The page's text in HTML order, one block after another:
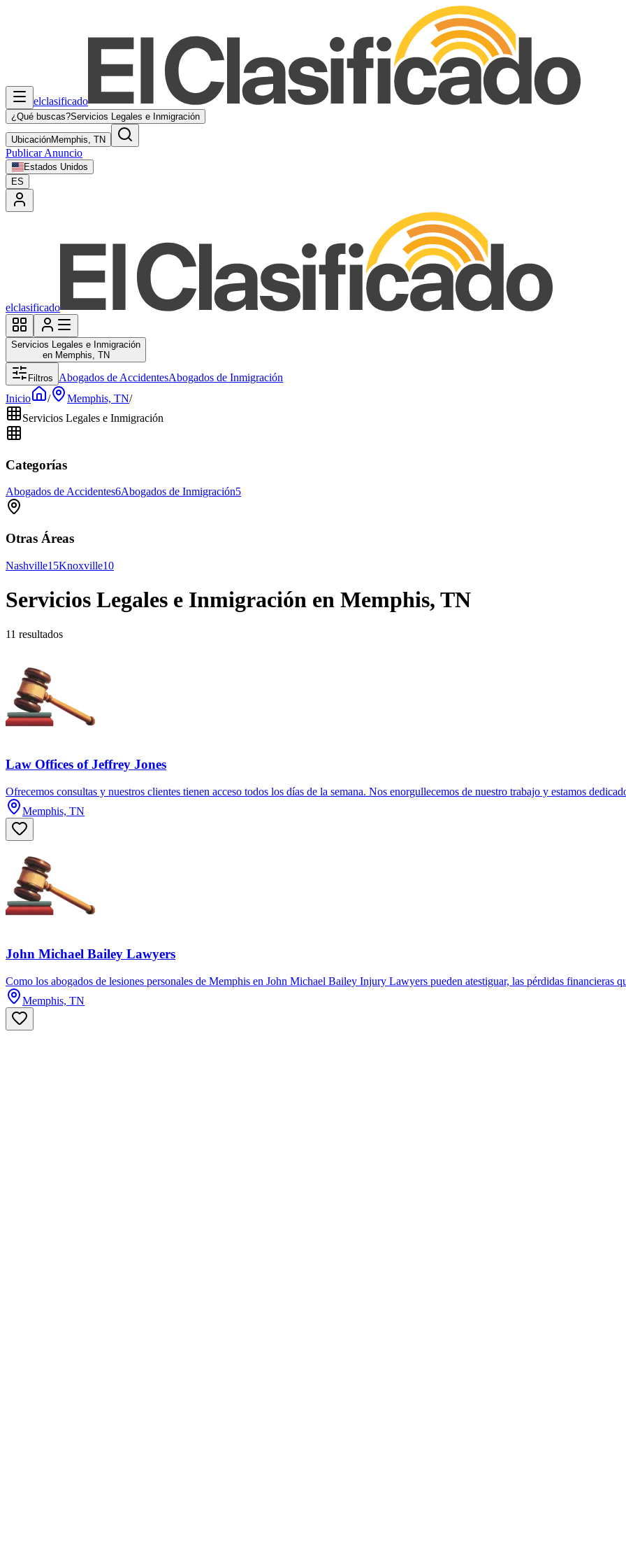
elclasificado
¿Qué buscas?Servicios Legales e Inmigración
UbicaciónMemphis, TN
Publicar Anuncio
Estados Unidos
ES
elclasificado
Servicios Legales e Inmigración
en Memphis, TN
Filtros Abogados de AccidentesAbogados de Inmigración
Inicio
/ Memphis, TN/
Servicios Legales e Inmigración
Categorías
Abogados de Accidentes6Abogados de Inmigración5
Otras Áreas
Nashville15Knoxville10
Servicios Legales e Inmigración en Memphis, TN
11 resultados
Law Offices of Jeffrey Jones
Ofrecemos consultas y nuestros clientes tienen acceso todos los días de la semana. Nos enorgullecemos de nuestro trabajo y estamos
Memphis, TN
John Michael Bailey Lawyers
Como los abogados de lesiones personales de Memphis en John Michael Bailey Injury Lawyers pueden atestiguar, las pérdidas financieras
Memphis, TN